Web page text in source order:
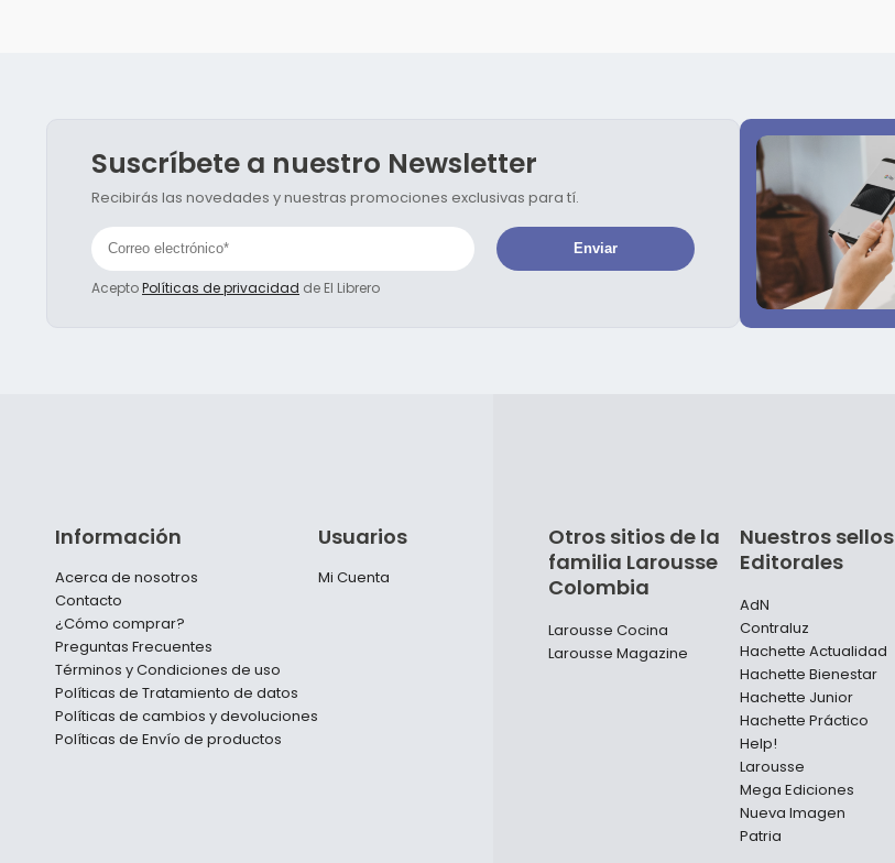
Suscríbete a nuestro Newsletter
Recibirás las novedades y nuestras promociones exclusivas para tí.
AceptoPolíticas de privacidad de El Librero
Información
Acerca de nosotros
Contacto
¿Cómo comprar?
Preguntas Frecuentes
Términos y Condiciones de uso
Políticas de Tratamiento de datos
Políticas de cambios y devoluciones
Políticas de Envío de productos
Usuarios
Mi Cuenta
Otros sitios de la
familia Larousse
Colombia
Larousse Cocina
Larousse Magazine
Nuestros sellos
Editorales
AdN
Contraluz
Hachette Actualidad
Hachette Bienestar
Hachette Junior
Hachette Práctico
Help!
Larousse
Mega Ediciones
Nueva Imagen
Patria